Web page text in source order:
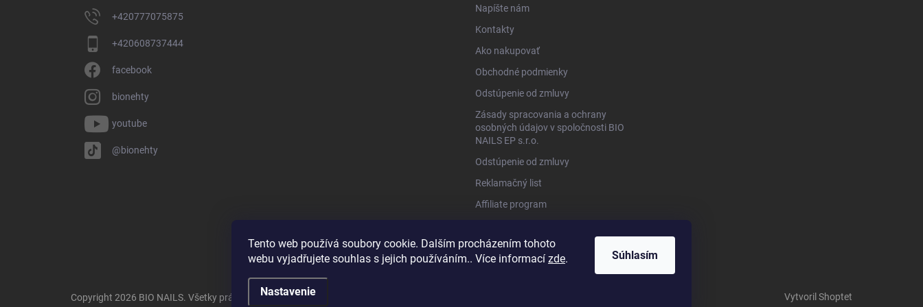
Tento web používá soubory cookie. Dalším procházením tohoto
webu vyjadřujete souhlas s jejich používáním.. Více informací zde.
Nastavenie
Súhlasím
+420777075875
+420608737444
facebook
bionehty
youtube
@bionehty
Napíšte nám
Kontakty
Ako nakupovať
Obchodné podmienky
Odstúpenie od zmluvy
Zásady spracovania a ochrany
osobných údajov v spoločnosti BIO
NAILS EP s.r.o.
Odstúpenie od zmluvy
Reklamačný list
Affiliate program
Vytvoril Shoptet
Copyright 2026 BIO NAILS. Všetky práva vyhradené.